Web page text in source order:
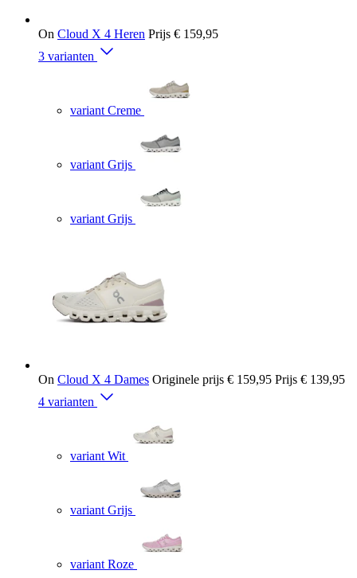
On Cloud X 4 Heren Prijs € 159,95
3 varianten
variant Creme
variant Grijs
variant Grijs
On Cloud X 4 Dames Originele prijs € 159,95 Prijs € 139,95
4 varianten
variant Wit
variant Grijs
variant Roze